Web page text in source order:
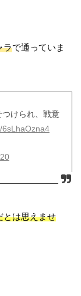
ラで通っていま
つけられ、戦意
6sLhaOzna4
とは思えませ